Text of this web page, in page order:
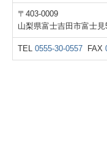
〒403-0009
山梨県富士吉田市富士見
TEL 0555-30-0557 FAX